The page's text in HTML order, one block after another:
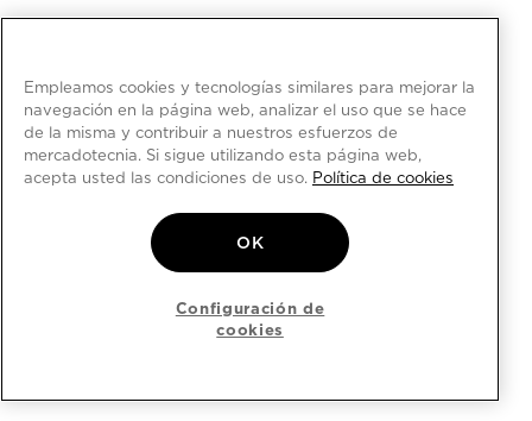
Empleamos cookies y tecnologías similares para mejorar la
navegación en la página web, analizar el uso que se hace
de la misma y contribuir a nuestros esfuerzos de
mercadotecnia. Si sigue utilizando esta página web,
acepta usted las condiciones de uso. Política de cookies
OK
Configuración de
cookies